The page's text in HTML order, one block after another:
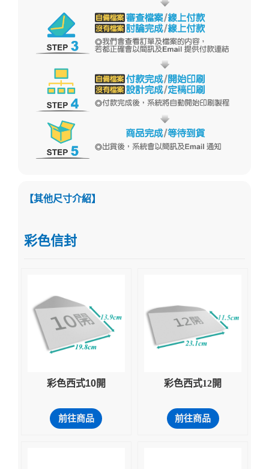
【其他尺寸介紹】
彩色信封
彩色西式10開
前往商品
彩色西式12開
前往商品